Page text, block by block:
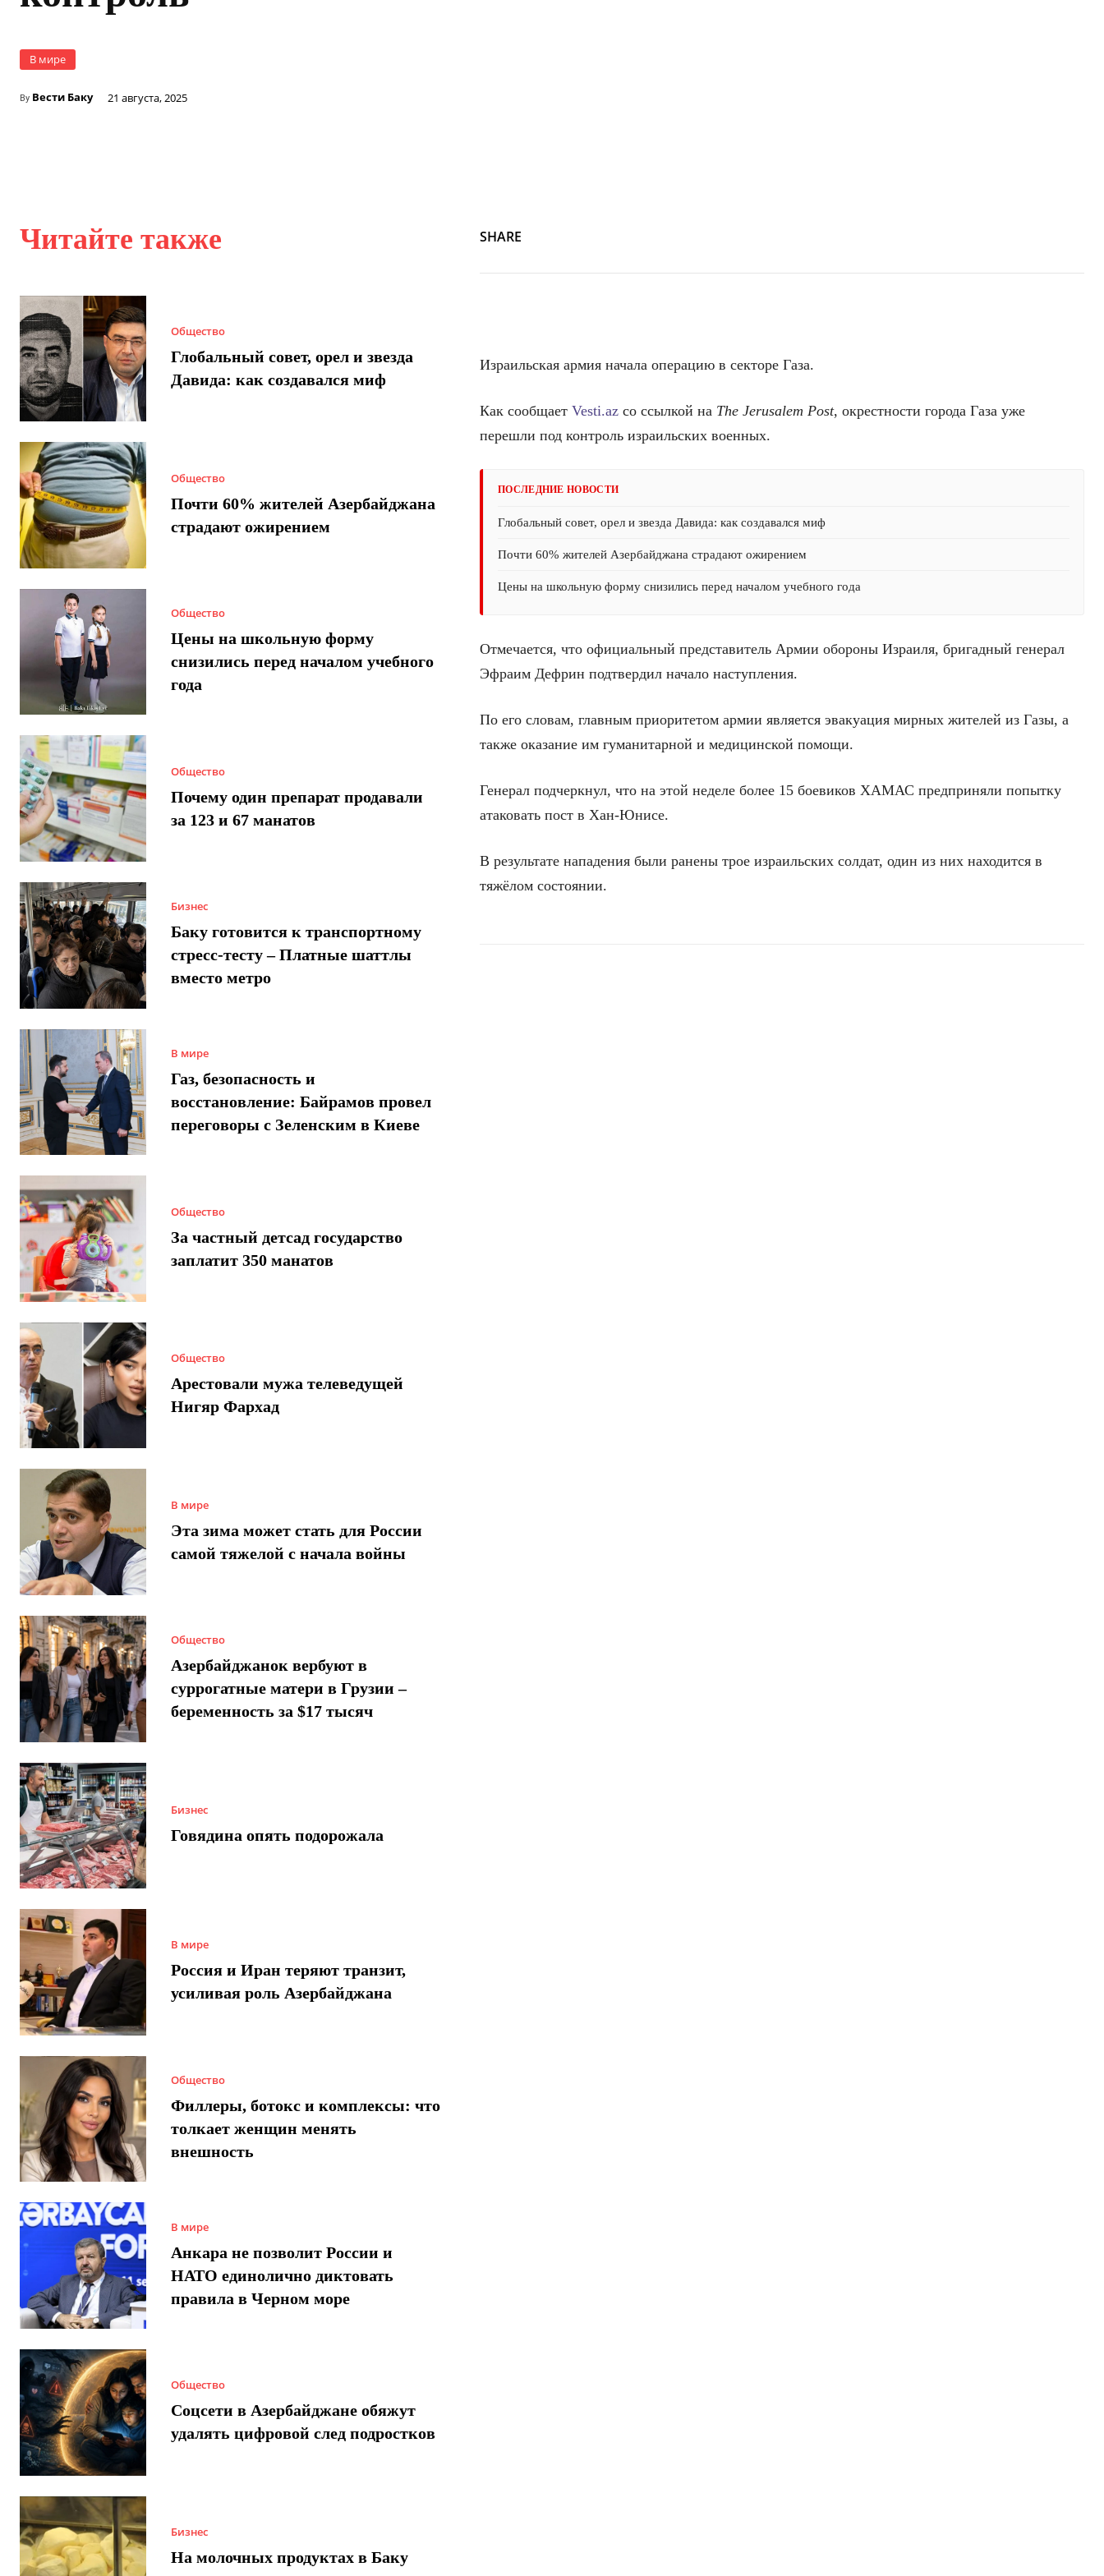
В мире
By Вести Баку 21 августа, 2025
Читайте также
Общество
Глобальный совет, орел и звезда
Давида: как создавался миф
Общество
Почти 60% жителей Азербайджана
страдают ожирением
Общество
Цены на школьную форму
снизились перед началом учебного
года
Общество
Почему один препарат продавали
за 123 и 67 манатов
Бизнес
Баку готовится к транспортному
стресс-тесту – Платные шаттлы
вместо метро
В мире
Газ, безопасность и
восстановление: Байрамов провел
переговоры с Зеленским в Киеве
Общество
За частный детсад государство
заплатит 350 манатов
Общество
Арестовали мужа телеведущей
Нигяр Фархад
В мире
Эта зима может стать для России
самой тяжелой с начала войны
Общество
Азербайджанок вербуют в
суррогатные матери в Грузии –
беременность за $17 тысяч
Бизнес
Говядина опять подорожала
В мире
Россия и Иран теряют транзит,
усиливая роль Азербайджана
Общество
Филлеры, ботокс и комплексы: что
толкает женщин менять
внешность
В мире
Анкара не позволит России и
НАТО единолично диктовать
правила в Черном море
Общество
Соцсети в Азербайджане обяжут
удалять цифровой след подростков
Бизнес
На молочных продуктах в Баку
SHARE
Израильская армия начала операцию в секторе Газа.
Как сообщает Vesti.az со ссылкой на The Jerusalem Post, окрестности города Газа уже
перешли под контроль израильских военных.
ПОСЛЕДНИЕ НОВОСТИ
Глобальный совет, орел и звезда Давида: как создавался миф
Почти 60% жителей Азербайджана страдают ожирением
Цены на школьную форму снизились перед началом учебного года
Отмечается, что официальный представитель Армии обороны Израиля, бригадный генерал
Эфраим Дефрин подтвердил начало наступления.
По его словам, главным приоритетом армии является эвакуация мирных жителей из Газы, а
также оказание им гуманитарной и медицинской помощи.
Генерал подчеркнул, что на этой неделе более 15 боевиков ХАМАС предприняли попытку
атаковать пост в Хан-Юнисе.
В результате нападения были ранены трое израильских солдат, один из них находится в
тяжёлом состоянии.